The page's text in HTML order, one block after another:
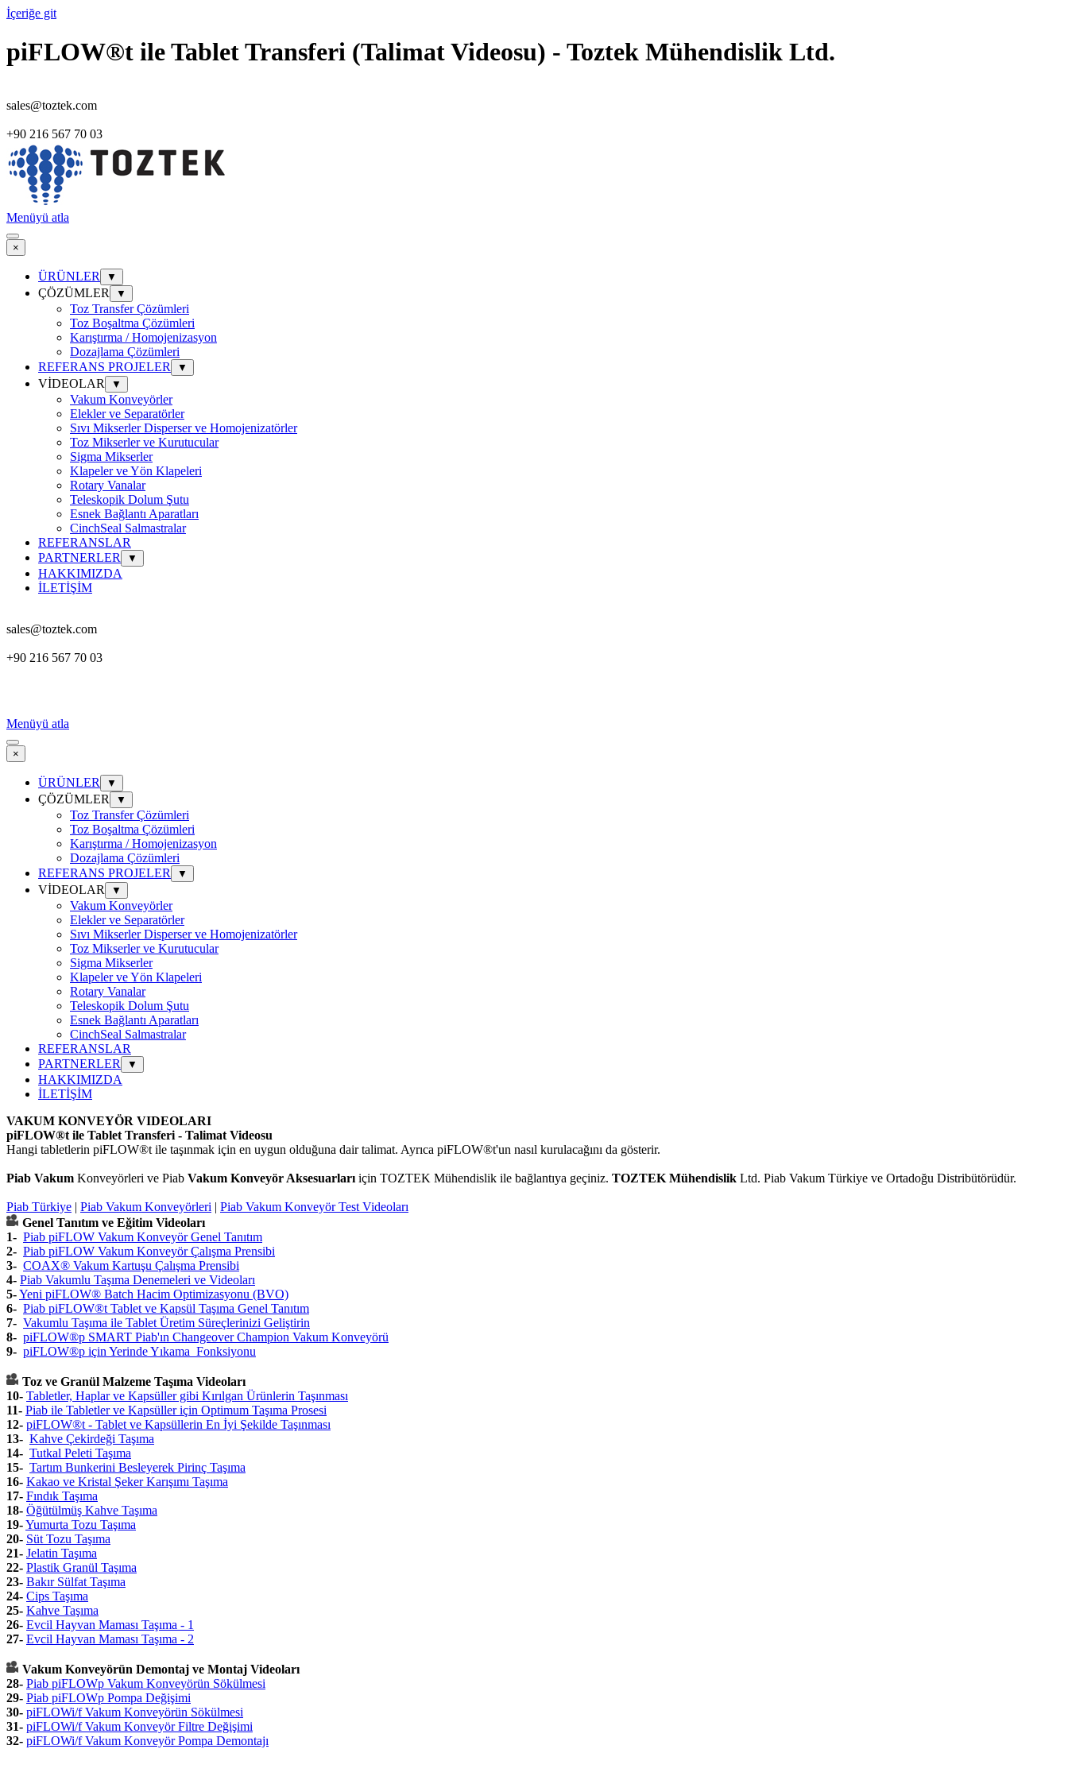
İçeriğe git
piFLOW®t ile Tablet Transferi (Talimat Videosu) - Toztek Mühendislik Ltd.
sales@toztek.com
+90 216 567 70 03
Menüyü atla
×
ÜRÜNLER ▼
ÇÖZÜMLER ▼
Toz Transfer Çözümleri
Toz Boşaltma Çözümleri
Karıştırma / Homojenizasyon
Dozajlama Çözümleri
REFERANS PROJELER
▼
VİDEOLAR ▼
Vakum Konveyörler
Elekler ve Separatörler
Sıvı Mikserler Disperser ve Homojenizatörler
Toz Mikserler ve Kurutucular
Sigma Mikserler
Klapeler ve Yön Klapeleri
Rotary Vanalar
Teleskopik Dolum Şutu
Esnek Bağlantı Aparatları
CinchSeal Salmastralar
REFERANSLAR
PARTNERLER
▼
HAKKIMIZDA
İLETİŞİM
sales@toztek.com
+90 216 567 70 03
Menüyü atla
×
ÜRÜNLER ▼
ÇÖZÜMLER ▼
Toz Transfer Çözümleri
Toz Boşaltma Çözümleri
Karıştırma / Homojenizasyon
Dozajlama Çözümleri
REFERANS PROJELER
▼
VİDEOLAR ▼
Vakum Konveyörler
Elekler ve Separatörler
Sıvı Mikserler Disperser ve Homojenizatörler
Toz Mikserler ve Kurutucular
Sigma Mikserler
Klapeler ve Yön Klapeleri
Rotary Vanalar
Teleskopik Dolum Şutu
Esnek Bağlantı Aparatları
CinchSeal Salmastralar
REFERANSLAR
PARTNERLER
▼
HAKKIMIZDA
İLETİŞİM
VAKUM KONVEYÖR VIDEOLARI
piFLOW®t ile Tablet Transferi - Talimat Videosu
Hangi tabletlerin piFLOW®t ile taşınmak için en uygun olduğuna dair talimat. Ayrıca piFLOW®t'un nasıl kurulacağını da gösterir.
Piab Vakum Konveyörleri ve Piab Vakum Konveyör Aksesuarları için TOZTEK Mühendislik ile bağlantıya geçiniz. TOZTEK Mühendislik Ltd. Piab Vakum Türkiye ve Ortadoğu Distribütörüdür.
Piab Türkiye | Piab Vakum Konveyörleri | Piab Vakum Konveyör Test Videoları
Genel Tanıtım ve Eğitim Videoları
1- Piab piFLOW Vakum Konveyör Genel Tanıtım
2- Piab piFLOW Vakum Konveyör Çalışma Prensibi
3- COAX® Vakum Kartuşu Çalışma Prensibi
4- Piab Vakumlu Taşıma Denemeleri ve Videoları
5-Yeni piFLOW® Batch Hacim Optimizasyonu (BVO)
6- Piab piFLOW®t Tablet ve Kapsül Taşıma Genel Tanıtım
7- Vakumlu Taşıma ile Tablet Üretim Süreçlerinizi Geliştirin
8- piFLOW®p SMART Piab'ın Changeover Champion Vakum Konveyörü
9- piFLOW®p için Yerinde Yıkama Fonksiyonu
Toz ve Granül Malzeme Taşıma Videoları
10- Tabletler, Haplar ve Kapsüller gibi Kırılgan Ürünlerin Taşınması
11- Piab ile Tabletler ve Kapsüller için Optimum Taşıma Prosesi
12- piFLOW®t - Tablet ve Kapsüllerin En İyi Şekilde Taşınması
13- Kahve Çekirdeği Taşıma
14- Tutkal Peleti Taşıma
15- Tartım Bunkerini Besleyerek Pirinç Taşıma
16- Kakao ve Kristal Şeker Karışımı Taşıma
17- Fındık Taşıma
18- Öğütülmüş Kahve Taşıma
19-Yumurta Tozu Taşıma
20- Süt Tozu Taşıma
21- Jelatin Taşıma
22- Plastik Granül Taşıma
23- Bakır Sülfat Taşıma
24- Cips Taşıma
25- Kahve Taşıma
26- Evcil Hayvan Maması Taşıma - 1
27- Evcil Hayvan Maması Taşıma - 2
Vakum Konveyörün Demontaj ve Montaj Videoları
28- Piab piFLOWp Vakum Konveyörün Sökülmesi
29- Piab piFLOWp Pompa Değişimi
30- piFLOWi/f Vakum Konveyörün Sökülmesi
31- piFLOWi/f Vakum Konveyör Filtre Değişimi
32- piFLOWi/f Vakum Konveyör Pompa Demontajı